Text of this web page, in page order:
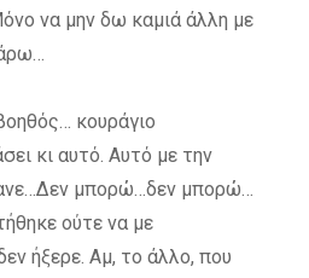
να μην δω καμιά άλλη με
κουράγιο
κι αυτό. Αυτό με την
μπορώ…δεν μπορώ…
ούτε να με
ήξερε. Αμ, το άλλο, που